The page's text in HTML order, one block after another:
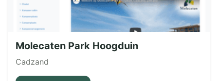
Molecaten Park Hoogduin
Cadzand